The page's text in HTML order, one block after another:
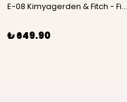
E-08 Kimyagerden & Fitch - Fierce - 50 ml
₺ 649.90